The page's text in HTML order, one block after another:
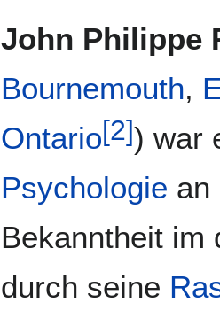
Navigation
Suche
John Philippe
Bournemouth,
Ontario[2]) war
Psychologie
Bekanntheit im
durch seine